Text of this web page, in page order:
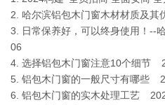
2. 哈尔滨铝包木门窗木材材质及其
3.
日常保养好，可以终身使用！--
06
4. 选择铝包木门窗注意10个细节
5. 铝包木门窗的一般尺寸有哪些
6. 铝包木门窗的实木处理工艺